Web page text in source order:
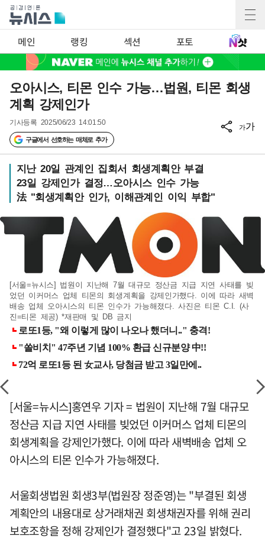
메인 랭킹 섹션 포토
오아시스, 티몬 인수 가능…법원, 티몬 회생
계획 강제인가
기사등록 2025/06/23 14:01:50
구글에서 선호하는 매체로 추가
가가
지난 20일 관계인 집회서 회생계획안 부결
23일 강제인가 결정…오아시스 인수 가능
法 "회생계획안 인가, 이해관계인 이익 부합"
[서울=뉴시스] 법원이 지난해 7월 대규모 정산금 지급 지연 사태를 빚
었던 이커머스 업체 티몬의 회생계획을 강제인가했다. 이에 따라 새벽
배송 업체 오아시스의 티몬 인수가 가능해졌다. 사진은 티몬 C.I. (사
진=티몬 제공) *재판매 및 DB 금지
[서울=뉴시스]홍연우 기자 = 법원이 지난해 7월 대규모
정산금 지급 지연 사태를 빚었던 이커머스 업체 티몬의
회생계획을 강제인가했다. 이에 따라 새벽배송 업체 오
아시스의 티몬 인수가 가능해졌다.
서울회생법원 회생3부(법원장 정준영)는 "부결된 회생
계획안의 내용대로 상거래채권 회생채권자를 위해 권리
보호조항을 정해 강제인가 결정했다"고 23일 밝혔다.